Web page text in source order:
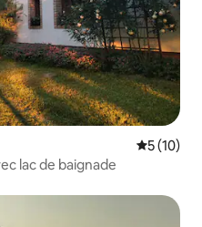
5 (10)
lac de baignade